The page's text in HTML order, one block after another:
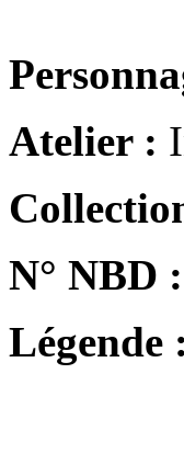
Atelier :
N° NBD :
Légende :